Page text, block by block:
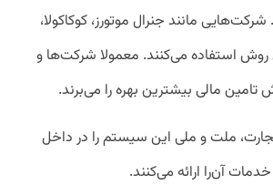
مانند جنرال موتورز، کوکاکولا،
روش استفاده می‌کنند. معمولا شرکت‌ها و
تامین مالی بیشترین بهره را می‌برند.
ملت و ملی این سیستم را در داخل
آن‌را ارائه می‌کنند.